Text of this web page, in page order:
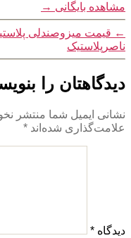
مشاهده بایگانی →
← قیمت میزوصندلی
ناصرپلاستیک
دیدگاهتان را
نشانی ایمیل شما منتشر
علامت‌گذاری شده‌اند *
دیدگاه *